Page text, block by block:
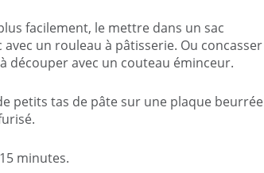
facilement, le mettre dans un sac
un rouleau à pâtisserie. Ou concasser
découper avec un couteau éminceur.
petits tas de pâte sur une plaque beurrée
minutes.